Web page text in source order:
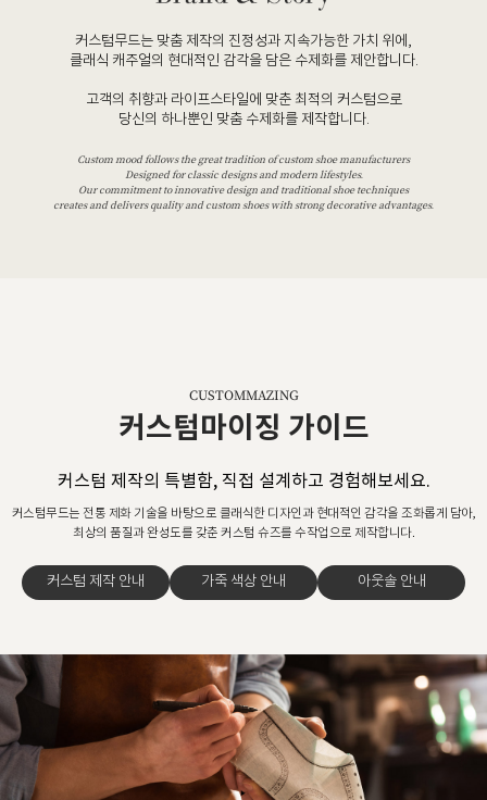
커스텀무드는 맞춤 제작의 진정성과 지속가능한 가치 위에,
클래식 캐주얼의 현대적인 감각을 담은 수제화를 제안합니다.
고객의 취향과 라이프스타일에 맞춘 최적의 커스텀으로
당신의 하나뿐인 맞춤 수제화를 제작합니다.
Custom mood follows the great tradition of custom shoe manufacturers
Designed for classic designs and modern lifestyles.
Our commitment to innovative design and traditional shoe techniques
creates and delivers quality and custom shoes with strong decorative advantages.
CUSTOMMAZING
커스텀마이징 가이드
커스텀 제작의 특별함, 직접 설계하고 경험해보세요.
커스텀무드는 전통 제화 기술을 바탕으로 클래식한 디자인과 현대적인 감각을 조화롭게 담아,
최상의 품질과 완성도를 갖춘 커스텀 슈즈를 수작업으로 제작합니다.
커스텀 제작 안내 가죽 색상 안내 아웃솔 안내